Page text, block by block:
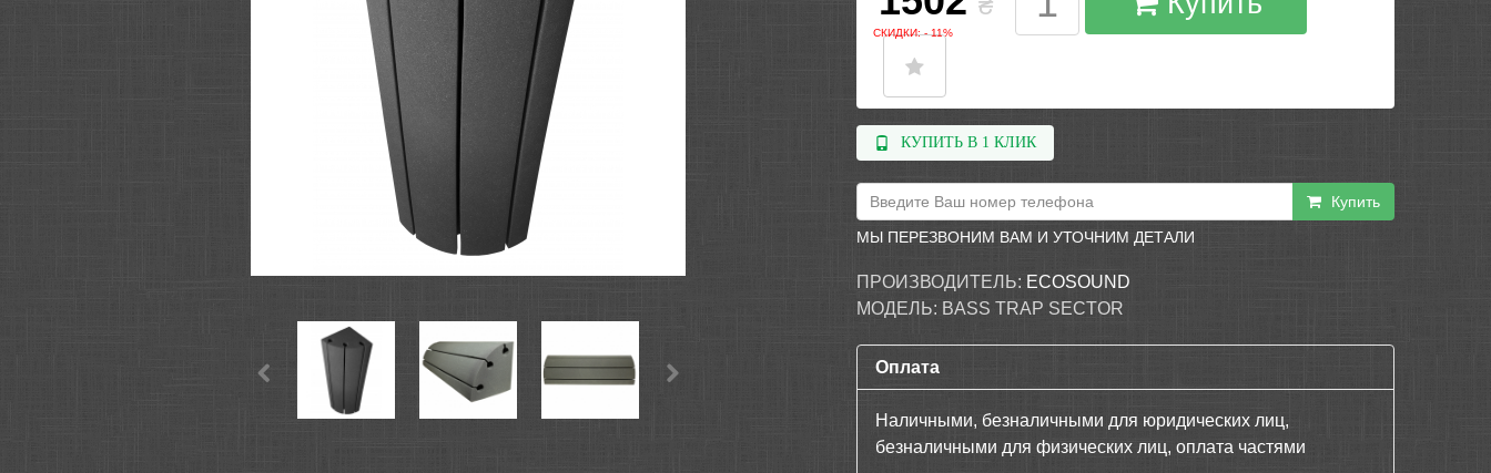
СКИДКИ: - 11%
КУПИТЬ В 1 КЛИК
Купить
МЫ ПЕРЕЗВОНИМ ВАМ И УТОЧНИМ ДЕТАЛИ
ПРОИЗВОДИТЕЛЬ: ECOSOUND
МОДЕЛЬ: BASS TRAP SECTOR
Оплата
Наличными, безналичными для юридических лиц,
безналичными для физических лиц, оплата частями